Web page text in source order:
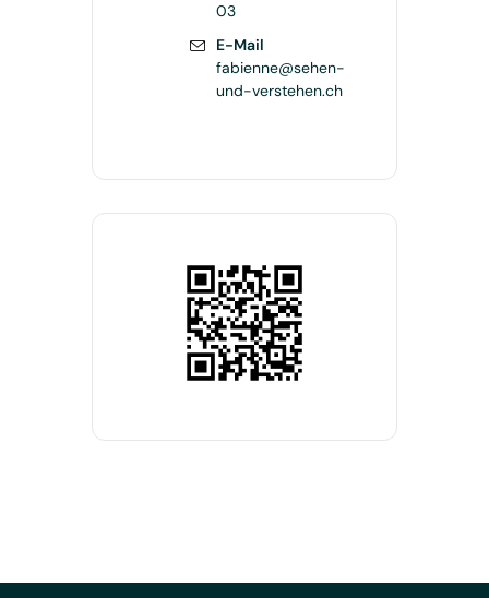
03
E-Mail
fabienne@sehen-
und-verstehen.ch